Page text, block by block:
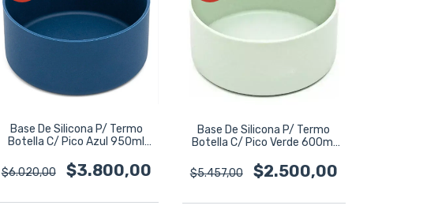
Base De Silicona P/ Termo
Botella C/ Pico Azul 950ml
$6.020,00
$3.800,00
Base De Silicona P/ Termo
Botella C/ Pico Verde 600ml
$5.457,00
$2.500,00